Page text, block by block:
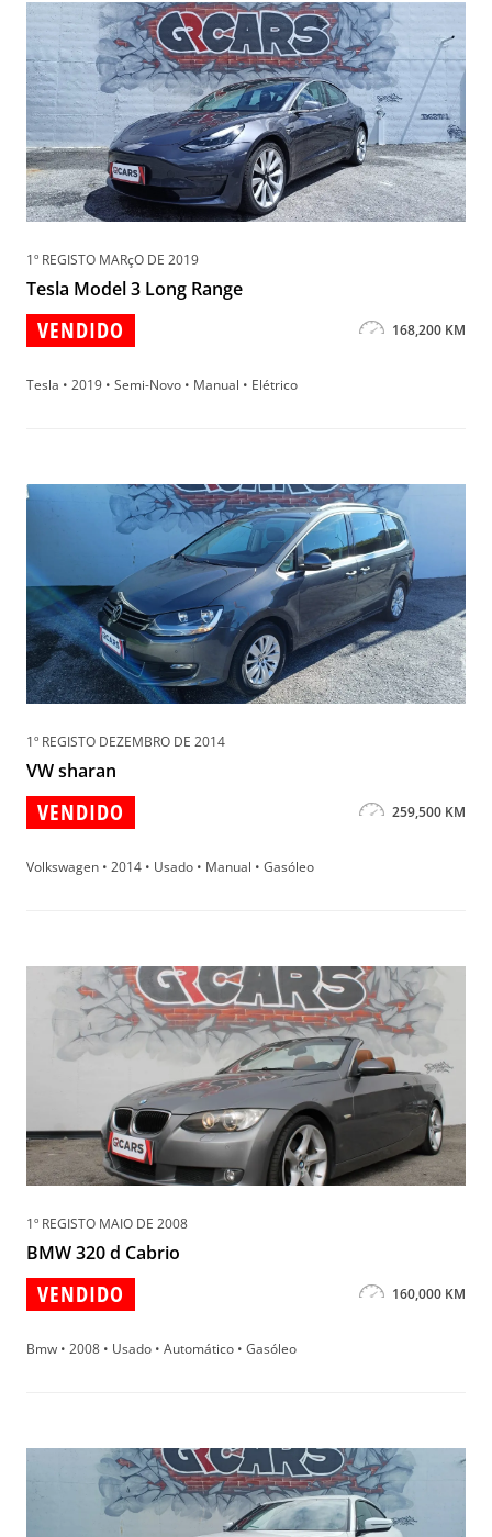
1º REGISTO MARçO DE 2019
Tesla Model 3 Long Range
VENDIDO 168,200 KM
Tesla • 2019 • Semi-Novo • Manual • Elétrico
1º REGISTO DEZEMBRO DE 2014
VW sharan
VENDIDO 259,500 KM
Volkswagen • 2014 • Usado • Manual • Gasóleo
1º REGISTO MAIO DE 2008
BMW 320 d Cabrio
VENDIDO 160,000 KM
Bmw • 2008 • Usado • Automático • Gasóleo